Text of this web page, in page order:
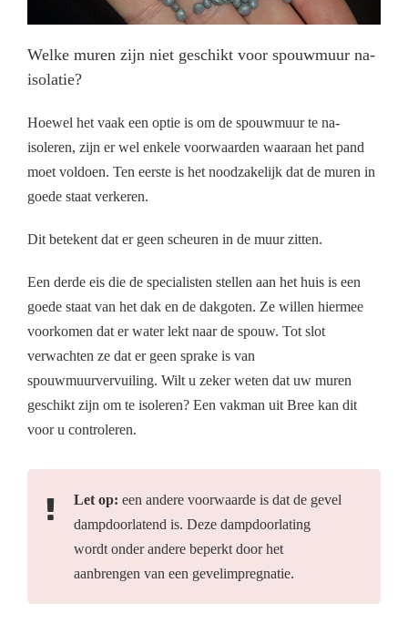
Welke muren zijn niet geschikt voor spouwmuur na-
isolatie?
Hoewel het vaak een optie is om de spouwmuur te na-
isoleren, zijn er wel enkele voorwaarden waaraan het pand
moet voldoen. Ten eerste is het noodzakelijk dat de muren in
goede staat verkeren.
Dit betekent dat er geen scheuren in de muur zitten.
Een derde eis die de specialisten stellen aan het huis is een
goede staat van het dak en de dakgoten. Ze willen hiermee
voorkomen dat er water lekt naar de spouw. Tot slot
verwachten ze dat er geen sprake is van
spouwmuurvervuiling. Wilt u zeker weten dat uw muren
geschikt zijn om te isoleren? Een vakman uit Bree kan dit
voor u controleren.
Let op: een andere voorwaarde is dat de gevel
dampdoorlatend is. Deze dampdoorlating
wordt onder andere beperkt door het
aanbrengen van een gevelimpregnatie.